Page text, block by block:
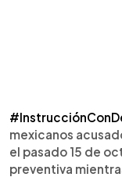
mexicanos
el pasado 15 de
preventiva